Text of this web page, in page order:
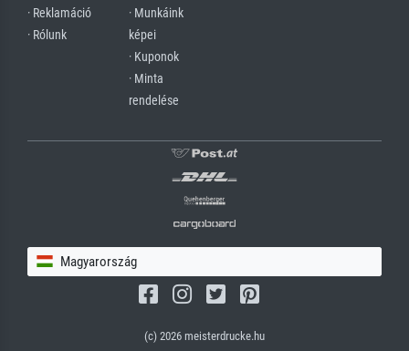
· Reklamáció
· Rólunk
· Munkáink
képei
· Kuponok
· Minta
rendelése
Magyarország
(c) 2026 meisterdrucke.hu